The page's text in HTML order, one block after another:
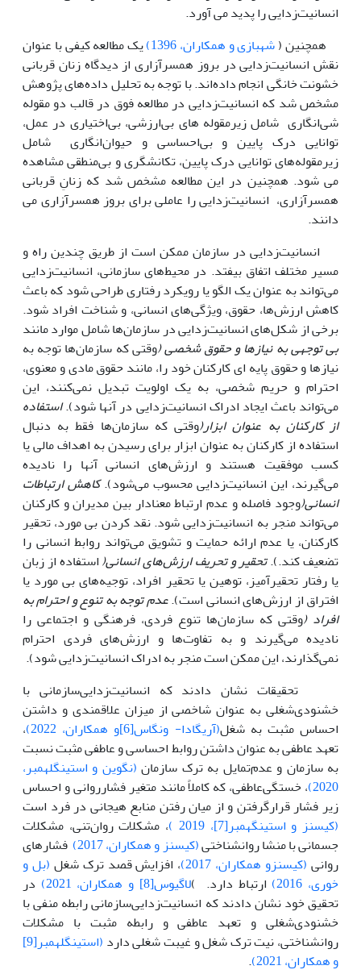
انسانیت‌زدایی را پدید می آورد.
همچنین (شهبازی و همکاران، 1396)
یک مطالعه کیفی با عنوان
نقش انسانیت‌زدایی در بروز همسرآزاری از دیدگاه زنان قربانی
خشونت خانگی انجام داده‌اند. با توجه به تحلیل داده‌های پژوهش
مشخص شد که انسانیت‌زدایی در مطالعه فوق در قالب دو مقوله
شی‌انگاری شامل زیرمقوله های بی‌ارزشی، بی‌اختیاری در عمل،
توانایی درک پایین و بی‌احساسی و حیوان‌انگاری شامل
زیرمقوله‌های توانایی درک پایین، تکانشگری و بی‌منطقی مشاهده
می شود. همچنین در این مطالعه مشخص شد که زنانِ قربانی
همسرآزاری، انسانیت‌زدایی را عاملی برای بروز همسرآزاری می
دانند.
انسانیت‌زدایی در سازمان ممکن است از طریق چندین راه و
مسیر مختلف اتفاق بیفتد. در محیط‌های سازمانی، انسانیت‌زدایی
می‌تواند به عنوان یک الگو یا رویکرد رفتاری طراحی شود که باعث
کاهش ارزش‌ها، حقوق، ویژگی‌های انسانی، و شناخت افراد شود.
برخی از شکل‌های انسانیت‌زدایی در سازمان‌ها شامل موارد مانند
بی‌ توجهی به نیازها و حقوق شخصی(وقتی که سازمان‌ها توجه به
نیازها و حقوق پایه ‌ای کارکنان خود را، مانند حقوق مادی و معنوی،
احترام و حریم شخصی، به یک اولویت تبدیل نمی‌کنند، این
‌می‌‌تواند باعث ایجاد ادراک انسانیت‌زدایی در آنها شود).استفاده
از کارکنان به ‌عنوان ابزار(وقتی که سازمان‌‌ها فقط به دنبال
استفاده از کارکنان به عنوان ابزار برای رسیدن به اهداف مالی یا
کسب موفقیت هستند و ارزش‌های انسانی آنها را نادیده
‌می‌گیرند، این انسانیت‌زدایی محسوب ‌می‌‌شود).کاهش ارتباطات
انسانی(وجود فاصله و عدم ارتباط معنادار بین مدیران و کارکنان
می‌تواند منجر به انسانیت‌زدایی شود‌. نقد کردن بی ‌مورد، تحقیر
کارکنان، یا عدم ارائه حمایت و تشویق می‌تواند روابط انسانی را
تضعیف کند.).تحقیر و تحریف ارزش‌های انسانی(استفاده از زبان
یا رفتار تحقیرآمیز، توهین یا تحقیر افراد، توجیه‌‌های بی ‌مورد یا
افتراق از ارزش‌‌های انسانی است)‌.عدم توجه به تنوع و احترام به
افراد (وقتی که سازمان‌‌ها تنوع فردی، فرهنگی و اجتماعی را
نادیده ‌می‌گیرند و به تفاوت‌ها و ارزش‌‌های فردی احترام
نمی‌گذارند، این ممکن است منجر به ادراک انسانیت‌زدایی شود).
تحقیقات نشان دادند که انسانیت‌زدایی‌سازمانی با
خشنودی‌شغلی به عنوان شاخصی از میزان علاقمندی و داشتن
احساس مثبت به شغل(آریگادا- ونگاس[6]و همکاران، 2022)
،
تعهد عاطفی به عنوان داشتن روابط احساسی و عاطفی مثبت نسبت
به سازمان و عدم‌تمایل به ترک سازمان (نگوین و استینگلهمبر،
2020) ، خستگی‌عاطفی، که کاملاً مانند متغیر فشارروانی و احساس
زیر فشار قرارگرفتن و از میان رفتن منابع هیجانی در فرد است
(کیسنز و استینگهمبر[7]، 2019 )
، مشکلات روان‌تنی، مشکلات
جسمانی با منشا روانشناختی(کیسنز و همکاران، 2017)
فشارهای
روانی (کیسنزو همکاران، 2017) ، افزایش قصد ترک شغل (بل و
خوری، 2016)
ارتباط دارد. )لاگیوس[8] و همکاران، 2021)
در
تحقیق خود نشان دادند که انسانیت‌زدایی‌سازمانی رابطه منفی با
خشنودی‌شغلی و تعهد عاطفی و رابطه مثبت با مشکلات
روانشناختی، نیت ترک شغل و غیبت شغلی دارد
(استینگلهمبر[9]
و همکاران، 2021)
.